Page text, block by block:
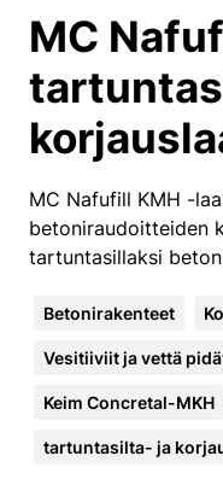
MC
MC Nafufill KMH -
betoniraudoitteiden
tartuntasillaksi
Betonirakenteet
Vesitiiviit ja vettä
Keim Concretal-MKH
tartuntasilta- ja